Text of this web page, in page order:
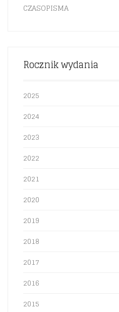
CZASOPISMA
Rocznik wydania
2025
2024
2023
2022
2021
2020
2019
2018
2017
2016
2015